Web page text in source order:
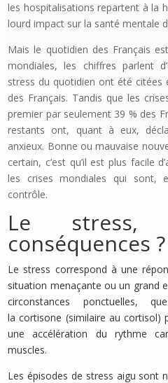
les hospitalisations repartent à la
lourd impact sur la santé mentale
Mais le quotidien des Français
mondiales, les chiffres parlent
stress du quotidien ont été citées
des Français. Tandis que les
premier par seulement 39 % des
restants ont, quant à eux,
anxieux. Bonne ou mauvaise
certain, c’est qu’il est plus facile
les crises mondiales qui sont,
contrôle.
Le stress,
conséquences ?
Le stress correspond à une
situation menaçante ou un grand
circonstances ponctuelles,
la cortisone (similaire au cortisol)
une accélération du rythme
muscles.
Les épisodes de stress aigu sont